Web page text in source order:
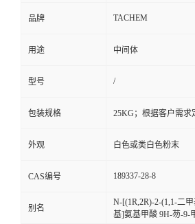
品牌 TACHEM
用途 中间体
型号 /
包装规格 25KG；根据客户需求
外观 白色或类白色粉末
CAS编号 189337-28-8
别名
N-[(1R,2R)-2-(1,1-二
基]氨基甲酸 9H-芴-9-